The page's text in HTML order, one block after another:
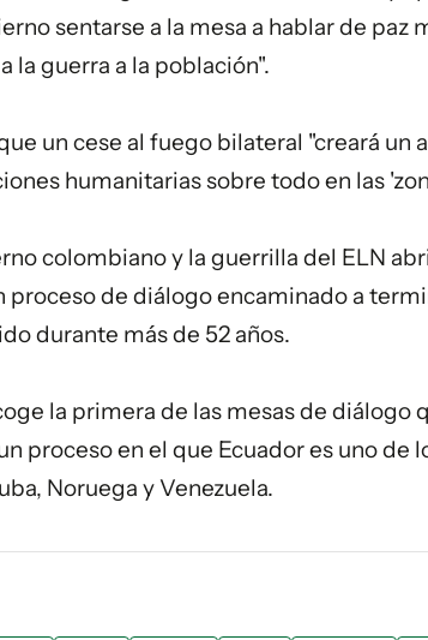
sentarse a la mesa a hablar de paz
la guerra a la población".
un cese al fuego bilateral "creará un
humanitarias sobre todo en las
colombiano y la guerrilla del ELN
proceso de diálogo encaminado a
durante más de 52 años.
la primera de las mesas de diálogo
proceso en el que Ecuador es uno de
Noruega y Venezuela.